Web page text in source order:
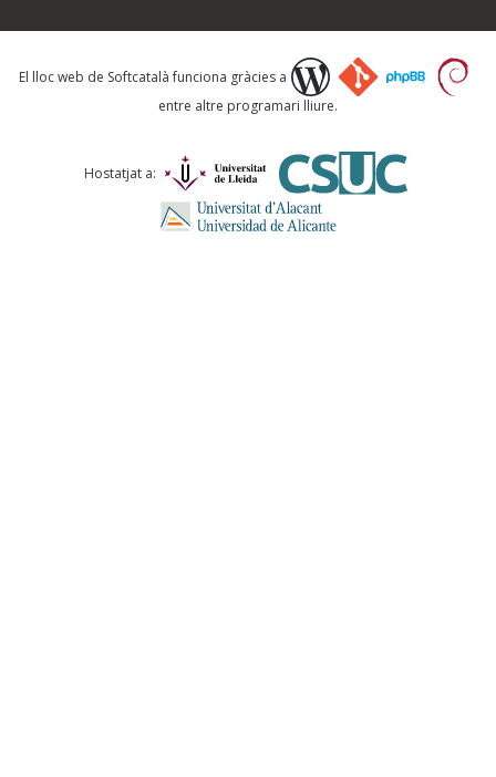
Què proposeu?
Comentari *
El lloc web de Softcatalà funciona gràcies a
entre altre programari lliure.
Hostatjat a: